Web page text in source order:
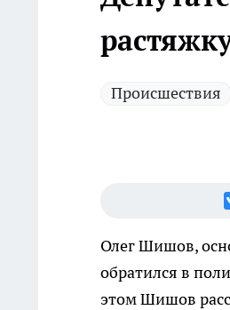
Происшествия
Олег Шишов,
обратился в
этом Шишов